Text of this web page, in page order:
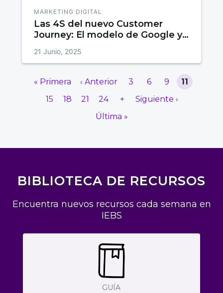
MARKETING DIGITAL
Las 4S del nuevo Customer
Journey: El modelo de Google y
marketing
21 Junio, 2025
« Primera ‹ Anterior 3 6 9
11
15
18 21 24 +
Siguiente ›
Última »
BIBLIOTECA DE RECURSOS
Encuentra nuevos recursos cada semana en
IEBS
GUÍA